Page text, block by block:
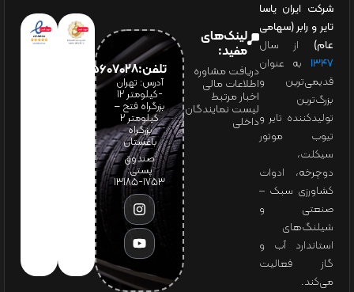
شرکت ایران یاسا
تایر و رابر (سهامی
عام) از سال
۱۳۴۷ به عنوان
قدیمی‌ترین و
بزرگ‌ترین
تولیدکننده تایر و
تیوب موتور
سیکلت،
دوچرخه، ادوات
کشاورزی سبک –
صنعتی و
شیلنگ‌های
استاندارد آب و
گاز فعالیت
می‌کند.
لینک‌های
مفید:
دریافت مشاوره
اطلاعات مالی
اخبار مرتبط
لیست نمایندگان
داخلی
تلفن:65607028(021)
آدرس: تهران
-کیلومتر 12
بزرگراه فتح –
کیلومتر ۲
بزرگراه
باغستان
صندوق
پستی:
1753-13185